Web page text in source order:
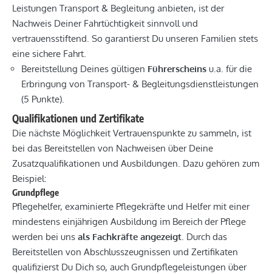
Leistungen Transport & Begleitung anbieten, ist der
Nachweis Deiner Fahrtüchtigkeit sinnvoll und
vertrauensstiftend. So garantierst Du unseren Familien stets
eine sichere Fahrt.
Bereitstellung Deines gültigen Führerscheins u.a. für die
Erbringung von Transport- & Begleitungsdienstleistungen
(5 Punkte).
Qualifikationen und Zertifikate
Die nächste Möglichkeit Vertrauenspunkte zu sammeln, ist
bei das Bereitstellen von Nachweisen über Deine
Zusatzqualifikationen und Ausbildungen. Dazu gehören zum
Beispiel:
Grundpflege
Pflegehelfer, examinierte Pflegekräfte und Helfer mit einer
mindestens einjährigen Ausbildung im Bereich der Pflege
werden bei uns als Fachkräfte angezeigt . Durch das
Bereitstellen von Abschlusszeugnissen und Zertifikaten
qualifizierst Du Dich so, auch Grundpflegeleistungen über